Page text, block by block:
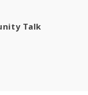
Talk